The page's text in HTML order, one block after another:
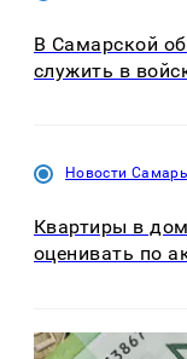
В Самарской
служить в
Новости
Квартиры в
оценивать по